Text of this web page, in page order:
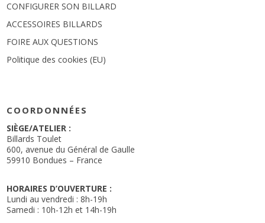
CONFIGURER SON BILLARD
ACCESSOIRES BILLARDS
FOIRE AUX QUESTIONS
Politique des cookies (EU)
COORDONNÉES
SIÈGE/ATELIER :
Billards Toulet
600, avenue du Général de Gaulle
59910 Bondues – France
HORAIRES D’OUVERTURE :
Lundi au vendredi : 8h-19h
Samedi : 10h-12h et 14h-19h